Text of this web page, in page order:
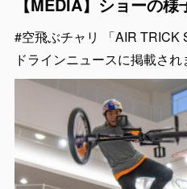
#空飛ぶチャリ 「AIR TRICK
ドラインニュースに掲載され